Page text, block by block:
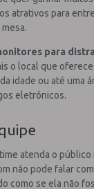
atrativos para
para
o local que
idade ou até uma
eletrônicos.
atenda o
não pode falar
como se ela não